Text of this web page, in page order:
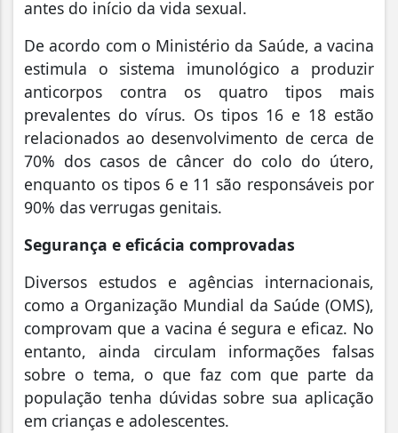
antes do início da vida sexual.
De acordo com o Ministério da Saúde, a vacina
estimula o sistema imunológico a produzir
anticorpos contra os quatro tipos mais
prevalentes do vírus. Os tipos 16 e 18 estão
relacionados ao desenvolvimento de cerca de
70% dos casos de câncer do colo do útero,
enquanto os tipos 6 e 11 são responsáveis por
90% das verrugas genitais.
Segurança e eficácia comprovadas
Diversos estudos e agências internacionais,
como a Organização Mundial da Saúde (OMS),
comprovam que a vacina é segura e eficaz. No
entanto, ainda circulam informações falsas
sobre o tema, o que faz com que parte da
população tenha dúvidas sobre sua aplicação
em crianças e adolescentes.